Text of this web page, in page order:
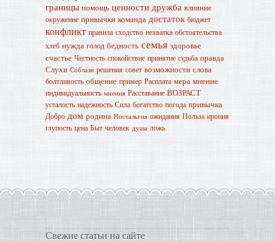
границы помощь ценности дружба влияние
окружение привычки команда достаток бюджет
конфликт правила сходство нехватка обстоятельства
хлеб нужда голод бедность семья здоровье
счастье Честность спокойствие принятие судьба правда
Слухи Соблазн решения совет возможности слова
болтливость общение пример Расплата мера мнение
индивидуальность мнения Расставание ВОЗРАСТ
усталость надежность Сила богатство погода привычка
Добро дом родина Ностальгия ожидания Польза ирония
глупость цена Быт человек душа ложь
Свежие статьи на сайте